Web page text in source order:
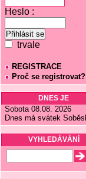
Heslo :
trvale
REGISTRACE
Proč se registrovat?
DNES JE
Sobota 08.08. 2026
Dnes má svátek
VYHLEDÁVÁNÍ